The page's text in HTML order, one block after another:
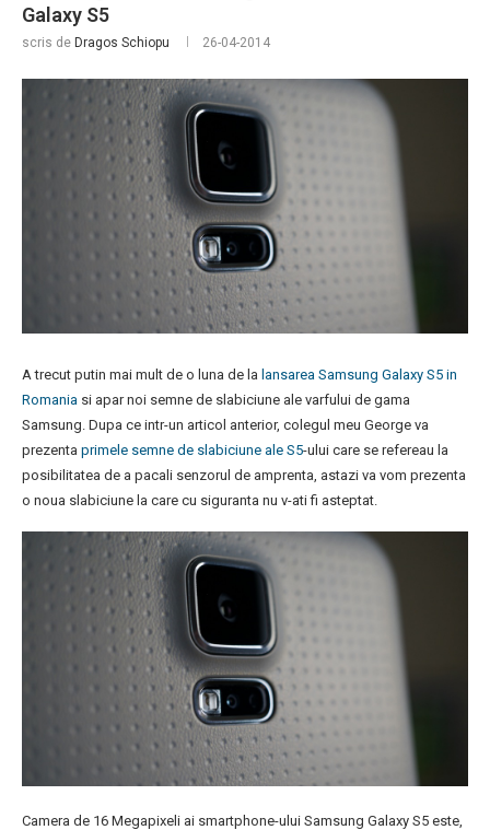
Galaxy S5
scris de Dragos Schiopu 26-04-2014
A trecut putin mai mult de o luna de la lansarea Samsung Galaxy S5 in
Romania si apar noi semne de slabiciune ale varfului de gama
Samsung. Dupa ce intr-un articol anterior, colegul meu George va
prezenta primele semne de slabiciune ale S5-ului care se refereau la
posibilitatea de a pacali senzorul de amprenta, astazi va vom prezenta
o noua slabiciune la care cu siguranta nu v-ati fi asteptat.
Camera de 16 Megapixeli ai smartphone-ului Samsung Galaxy S5 este,